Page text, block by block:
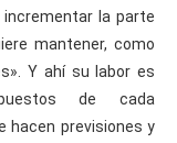
incrementar la parte
mantener, como
Y ahí su labor es
de cada
hacen previsiones y